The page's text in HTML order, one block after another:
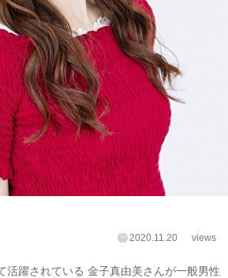
2020.11.20 views
活躍されている 金子真由美さんが一般男性